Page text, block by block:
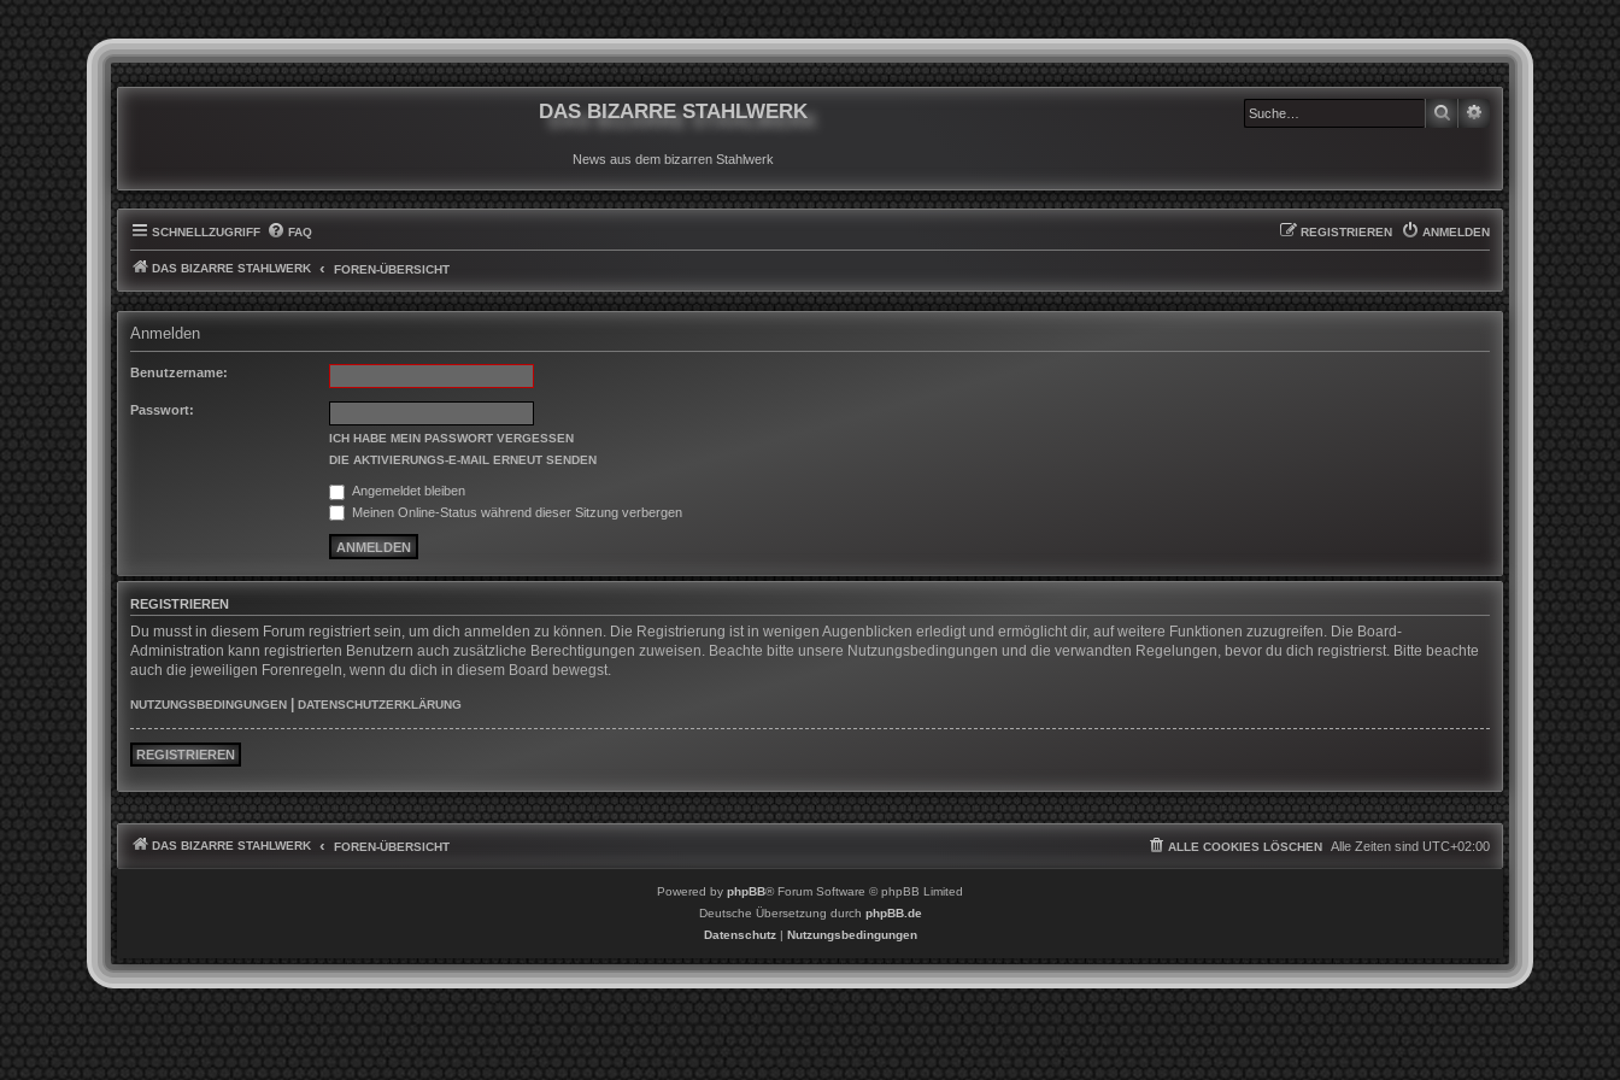
DAS BIZARRE STAHLWERK
News aus dem bizarren Stahlwerk
SUCHE
SCHNELLZUGRIFF FAQ ANMELDEN
REGISTRIEREN
DAS BIZARRE STAHLWERK FOREN-ÜBERSICHT
Anmelden
Benutzername:
Passwort:
ICH HABE MEIN PASSWORT VERGESSEN
DIE AKTIVIERUNGS-E-MAIL ERNEUT SENDEN
Angemeldet bleiben
Meinen Online-Status während dieser Sitzung verbergen
REGISTRIEREN
Du musst in diesem Forum registriert sein, um dich anmelden zu können. Die Registrierung ist in wenigen Augenblicken erledigt und ermöglicht dir, auf weitere Funktionen zuzugreifen. Die Board-
Administration kann registrierten Benutzern auch zusätzliche Berechtigungen zuweisen. Beachte bitte unsere Nutzungsbedingungen und die verwandten Regelungen, bevor du dich registrierst. Bitte beachte
auch die jeweiligen Forenregeln, wenn du dich in diesem Board bewegst.
NUTZUNGSBEDINGUNGEN DATENSCHUTZERKLÄRUNG
REGISTRIEREN
DAS BIZARRE STAHLWERK FOREN-ÜBERSICHT Alle Zeiten sind UTC+02:00
ALLE COOKIES LÖSCHEN
Powered by phpBB® Forum Software © phpBB Limited
Deutsche Übersetzung durch phpBB.de
Datenschutz| Nutzungsbedingungen